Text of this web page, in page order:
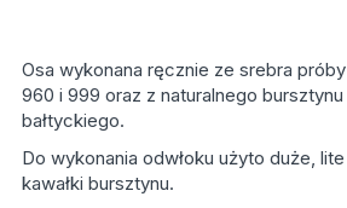
Osa wykonana ręcznie ze srebra próby
960 i 999 oraz z naturalnego bursztynu
bałtyckiego.
Do wykonania odwłoku użyto duże, lite
kawałki bursztynu.